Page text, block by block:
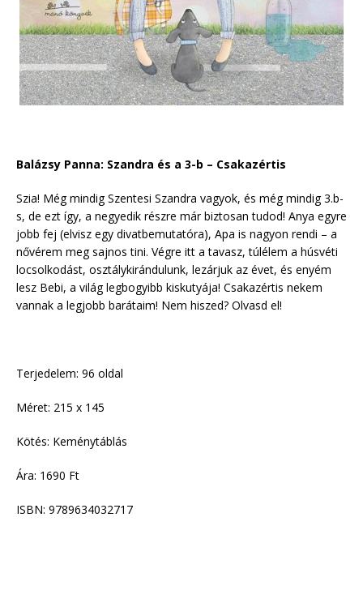
Balázsy Panna: Szandra és a 3-b – Csakazértis
Szia! Még mindig Szentesi Szandra vagyok, és még mindig 3.b-
s, de ezt így, a negyedik részre már biztosan tudod! Anya egyre
jobb fej (elvisz egy divatbemutatóra), Apa is nagyon rendi – a
nővérem meg sajnos tini. Végre itt a tavasz, túlélem a húsvéti
locsolkodást, osztálykirándulunk, lezárjuk az évet, és enyém
lesz Bebi, a világ legbogyibb kiskutyája! Csakazértis nekem
vannak a legjobb barátaim! Nem hiszed? Olvasd el!
Terjedelem: 96 oldal
Méret: 215 x 145
Kötés: Keménytáblás
Ára: 1690 Ft
ISBN: 9789634032717